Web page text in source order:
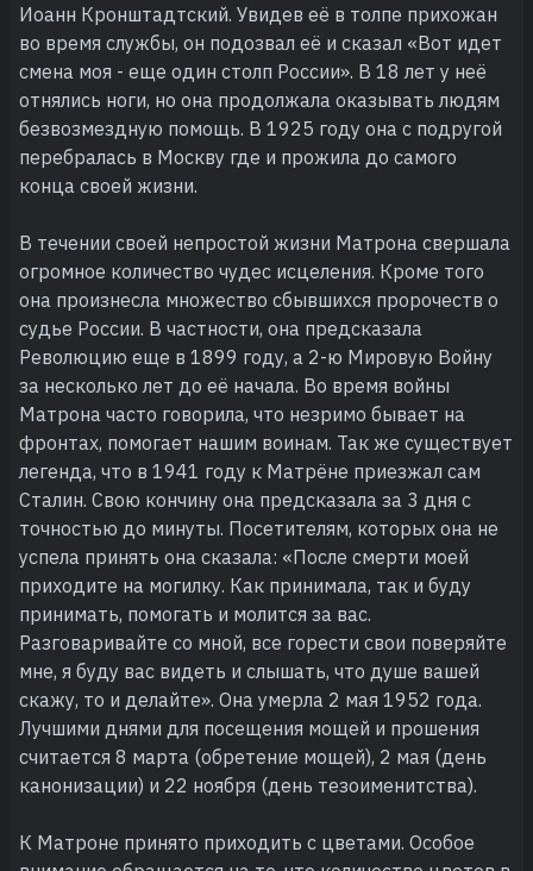
Иоанн Кронштадтский. Увидев её в толпе прихожан
во время службы, он подозвал её и сказал «Вот идет
смена моя - еще один столп России». В 18 лет у неё
отнялись ноги, но она продолжала оказывать людям
безвозмездную помощь. В 1925 году она с подругой
перебралась в Москву где и прожила до самого
конца своей жизни.
В течении своей непростой жизни Матрона свершала
огромное количество чудес исцеления. Кроме того
она произнесла множество сбывшихся пророчеств о
судье России. В частности, она предсказала
Революцию еще в 1899 году, а 2-ю Мировую Войну
за несколько лет до её начала. Во время войны
Матрона часто говорила, что незримо бывает на
фронтах, помогает нашим воинам. Так же существует
легенда, что в 1941 году к Матрёне приезжал сам
Сталин. Свою кончину она предсказала за 3 дня с
точностью до минуты. Посетителям, которых она не
успела принять она сказала: «После смерти моей
приходите на могилку. Как принимала, так и буду
принимать, помогать и молится за вас.
Разговаривайте со мной, все горести свои поверяйте
мне, я буду вас видеть и слышать, что душе вашей
скажу, то и делайте». Она умерла 2 мая 1952 года.
Лучшими днями для посещения мощей и прошения
считается 8 марта (обретение мощей), 2 мая (день
канонизации) и 22 ноября (день тезоименитства).
К Матроне принято приходить с цветами. Особое